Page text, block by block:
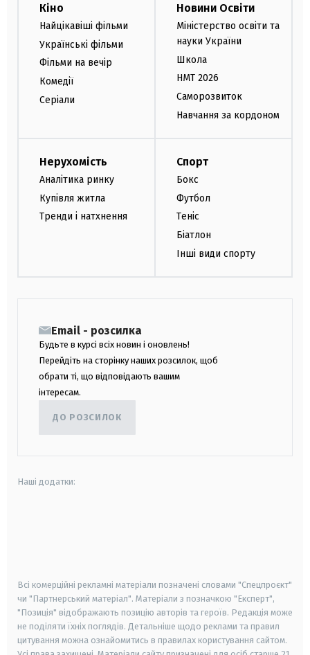
Кіно
Найцікавіші фільми
Українські фільми
Фільми на вечір
Комедії
Серіали
Новини Освіти
Міністерство освіти та
науки України
Школа
НМТ 2026
Саморозвиток
Навчання за кордоном
Нерухомість
Аналітика ринку
Купівля житла
Тренди і натхнення
Спорт
Бокс
Футбол
Теніс
Біатлон
Інші види спорту
Email - розсилка
Будьте в курсі всіх новин і оновлень!
Перейдіть на сторінку наших розсилок, щоб
обрати ті, що відповідають вашим
інтересам.
ДО РОЗСИЛОК
Наші додатки:
Всі комерційні рекламні матеріали позначені словами "Спецпроєкт"
чи "Партнерський матеріал". Матеріали з позначкою "Експерт",
"Позиція" відображають позицію авторів та героїв. Редакція може
не поділяти їхніх поглядів. Детальніше щодо реклами та правил
цитування можна ознайомитись в правилах користування сайтом.